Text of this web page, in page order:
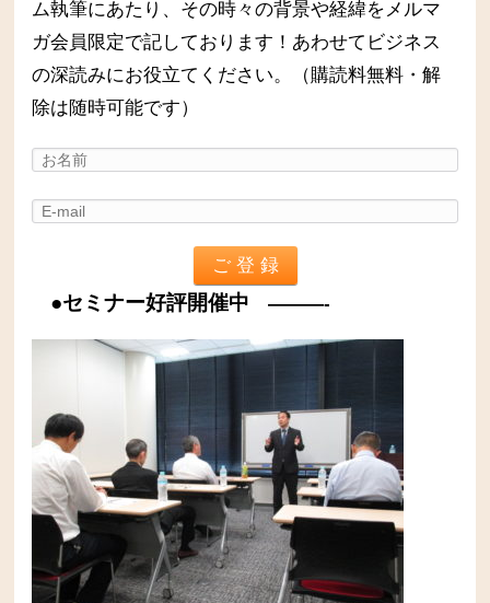
ム執筆にあたり、その時々の背景や経緯をメルマ
ガ会員限定で記しております！あわせてビジネス
の深読みにお役立てください。（購読料無料・解
除は随時可能です）
●セミナー好評開催中 ———-